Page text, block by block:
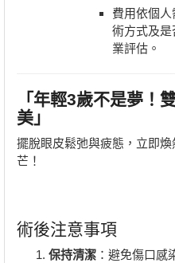
費用依個
術方式及
業評估。
「年輕3歲不是夢！
美」
擺脫眼皮鬆弛與疲態，立即
芒！
術後注意事項
保持清潔 ：避免傷口感